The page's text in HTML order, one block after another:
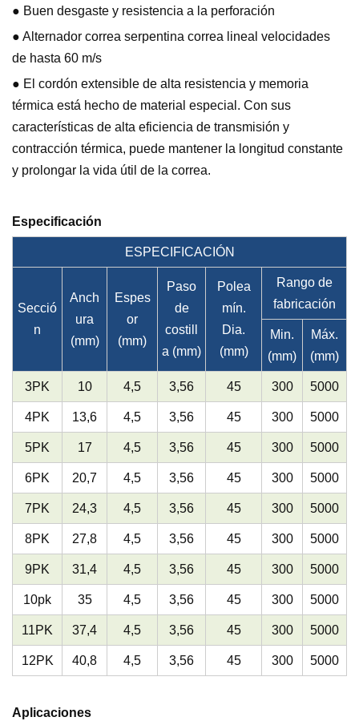
● Buen desgaste y resistencia a la perforación
● Alternador correa serpentina correa lineal velocidades
de hasta 60 m/s
● El cordón extensible de alta resistencia y memoria
térmica está hecho de material especial. Con sus
características de alta eficiencia de transmisión y
contracción térmica, puede mantener la longitud constante
y prolongar la vida útil de la correa.
Especificación
ESPECIFICACIÓN
Secció
n
Anch
ura
(mm)
Espes
or
(mm)
Paso
de
costill
a (mm)
Polea
mín.
Dia.
(mm)
Rango de
fabricación
Min.
(mm)
Máx.
(mm)
3PK 10 4,5 3,56 45 300 5000
4PK 13,6 4,5 3,56 45 300 5000
5PK 17 4,5 3,56 45 300 5000
6PK 20,7 4,5 3,56 45 300 5000
7PK 24,3 4,5 3,56 45 300 5000
8PK 27,8 4,5 3,56 45 300 5000
9PK 31,4 4,5 3,56 45 300 5000
10pk 35 4,5 3,56 45 300 5000
11PK 37,4 4,5 3,56 45 300 5000
12PK 40,8 4,5 3,56 45 300 5000
Aplicaciones